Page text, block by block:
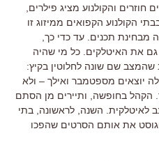
חוזרים והקולנוע מציג פילרים
הקולנוע הקפואים ממיזוג זו
מבחינת תכנים עד כדי כך
גם את האיטלקים כל מי שהיה
שהמצב שם שונה לחלוטין בקיץ:
יוצאים מספטמבר ואילך – ולא
הקהל בחופשה
ותיירים מן הסתם
לאיטלקית השנה לראשונה בתי
את אותם הסרטים שהפכו